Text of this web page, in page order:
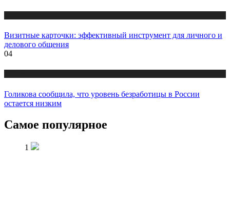
Визитные карточки: эффективный инструмент для личного и
делового общения
04
Голикова сообщила, что уровень безработицы в России
остается низким
Самое популярное
1